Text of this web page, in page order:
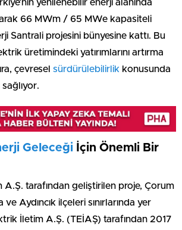
yenilenebilir enerji alanında
66 MWm / 65 MWe kapasiteli
Santrali projesini bünyesine kattı. Bu
üretimindeki yatırımlarını artırma
çevresel sürdürülebilirlik konusunda
Geleceği İçin Önemli Bir
A.Ş. tarafından geliştirilen proje, Çorum
Aydıncık ilçeleri sınırlarında yer
İletim A.Ş. (TEİAŞ) tarafından 2017